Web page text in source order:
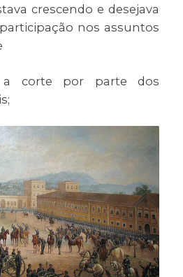
crescendo e desejava
nos assuntos
corte por parte dos